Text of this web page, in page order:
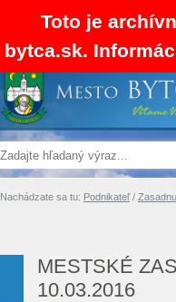
Toto je
bytca.sk.
Nachádzate sa tu: Podnikateľ/
MESTSKÉ
10.03.2016